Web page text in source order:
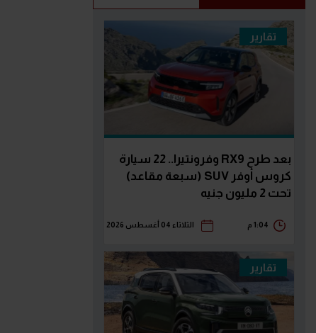
تقارير
بعد طرح RX9 وفرونتيرا.. 22 سيارة
كروس أوفر SUV (سبعة مقاعد)
تحت 2 مليون جنيه
1:04 م الثلاثاء 04 أغسطس 2026
تقارير